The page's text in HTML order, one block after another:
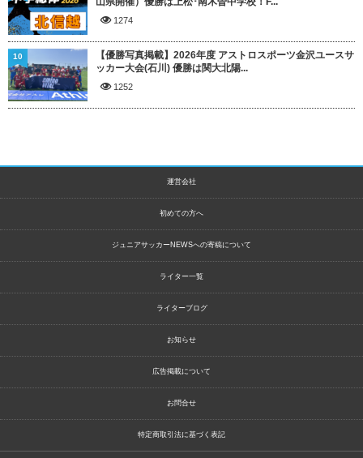
1274
【優勝写真掲載】2026年度 アストロスポーツ金沢ユースサ
ッカー大会(石川) 優勝は関大北陽...
1252
10
運営会社
初めての方へ
ジュニアサッカーNEWSへの寄稿について
ライター一覧
ライターブログ
お知らせ
広告掲載について
お問合せ
特定商取引法に基づく表記